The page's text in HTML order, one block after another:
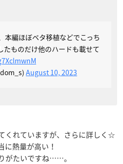
編ほぼベタ移植などでこっち
たものだけ他のハードも載せて
August 10, 2023
くれていますが、さらに詳しく☆
に熱量が高い！
がたいですね……。